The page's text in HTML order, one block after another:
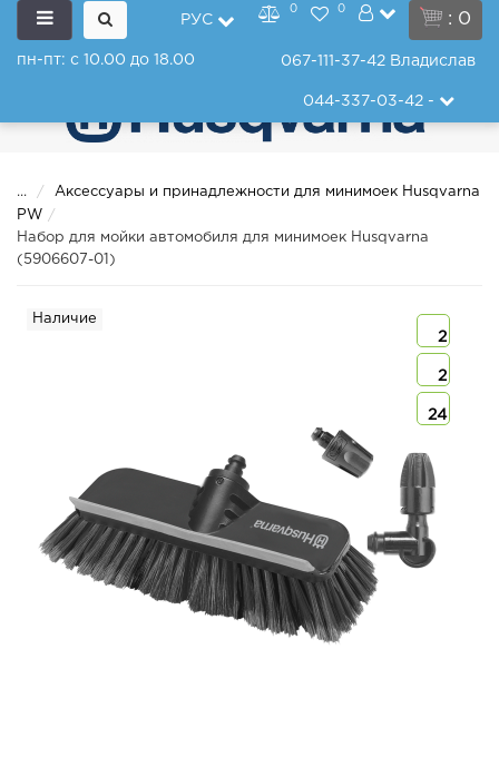
: 0
РУС
0 0
пн-пт: с 10.00 до 18.00 067-111-37-42 Владислав
044-337-03-42-
...
Аксессуары и принадлежности для минимоек Husqvarna
PW
Набор для мойки автомобиля для минимоек Husqvarna
(5906607-01)
2
2
24
Наличие